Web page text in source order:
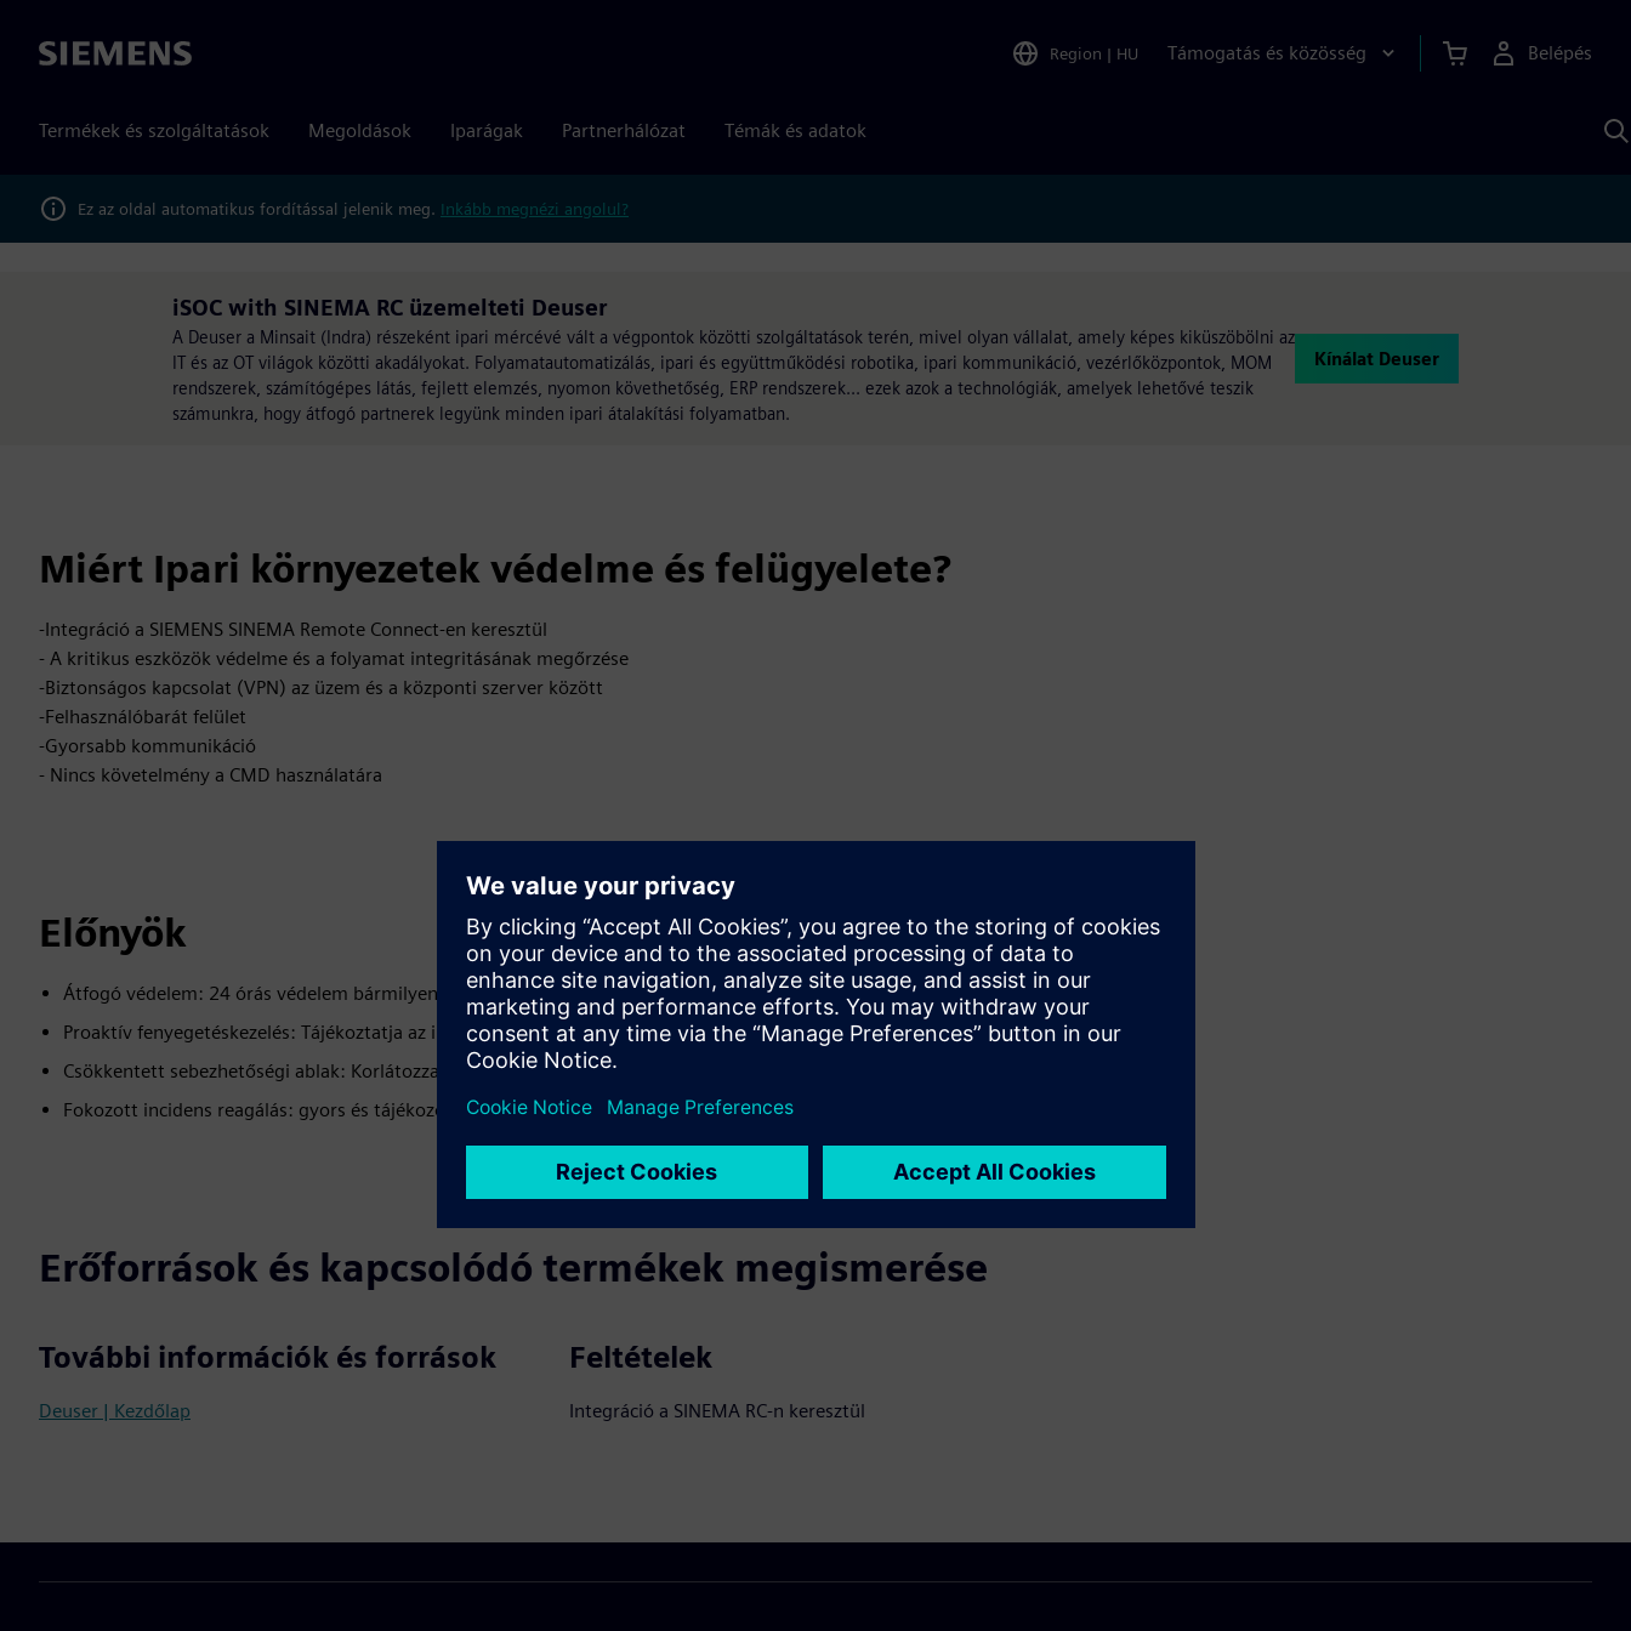
Siemens Region | HU Támogatás és közösség Belépés
Termékek és szolgáltatások Megoldások Iparágak Partnerhálózat Témák és adatok
Ez az oldal automatikus fordítással jelenik meg. Inkább megnézi angolul?
iSOC with SINEMA RC üzemelteti Deuser
A Deuser a Minsait (Indra) részeként ipari mércévé vált a végpontok közötti szolgáltatások terén, mivel olyan vállalat, amely képes kiküszöbölni az
IT és az OT világok közötti akadályokat. Folyamatautomatizálás, ipari és együttműködési robotika, ipari kommunikáció, vezérlőközpontok, MOM
rendszerek, számítógépes látás, fejlett elemzés, nyomon követhetőség, ERP rendszerek... ezek azok a technológiák, amelyek lehetővé teszik
számunkra, hogy átfogó partnerek legyünk minden ipari átalakítási folyamatban.
Kínálat Deuser
Miért Ipari környezetek védelme és felügyelete?
-Integráció a SIEMENS SINEMA Remote Connect-en keresztül
- A kritikus eszközök védelme és a folyamat integritásának megőrzése
-Biztonságos kapcsolat (VPN) az üzem és a központi szerver között
-Felhasználóbarát felület
-Gyorsabb kommunikáció
- Nincs követelmény a CMD használatára
Előnyök
Átfogó védelem: 24 órás védelem bármilyen forrásból vagy támadástípusból származó incidensek és behatolók ellen
Proaktív fenyegetéskezelés: Tájékoztatja az ipari környezetet a lehetséges fenyegetésekről
Csökkentett sebezhetőségi ablak: Korlátozza a hackerek észrevétlenül veszélyeztetett rendszert
Fokozott incidens reagálás: gyors és tájékozott válasz a biztonsági incidensekre
Erőforrások és kapcsolódó termékek megismerése
További információk és források
Deuser | Kezdőlap
Feltételek
Integráció a SINEMA RC-n keresztül